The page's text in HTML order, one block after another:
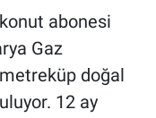
abonesi
Gaz
metreküp doğal
12 ay